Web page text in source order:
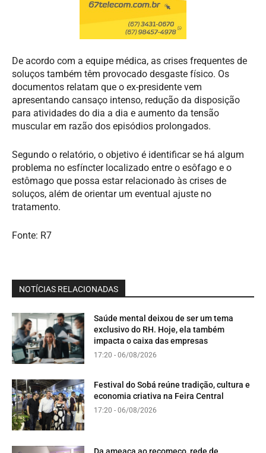
De acordo com a equipe médica, as crises frequentes de
soluços também têm provocado desgaste físico. Os
documentos relatam que o ex-presidente vem
apresentando cansaço intenso, redução da disposição
para atividades do dia a dia e aumento da tensão
muscular em razão dos episódios prolongados.
Segundo o relatório, o objetivo é identificar se há algum
problema no esfíncter localizado entre o esôfago e o
estômago que possa estar relacionado às crises de
soluços, além de orientar um eventual ajuste no
tratamento.
Fonte: R7
NOTÍCIAS RELACIONADAS
Saúde mental deixou de ser um tema
exclusivo do RH. Hoje, ela também
impacta o caixa das empresas
17:20 - 06/08/2026
Festival do Sobá reúne tradição, cultura e
economia criativa na Feira Central
17:20 - 06/08/2026
Da ameaça ao recomeço, rede de